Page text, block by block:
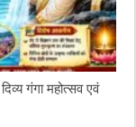
गंगा महोत्सव एवं